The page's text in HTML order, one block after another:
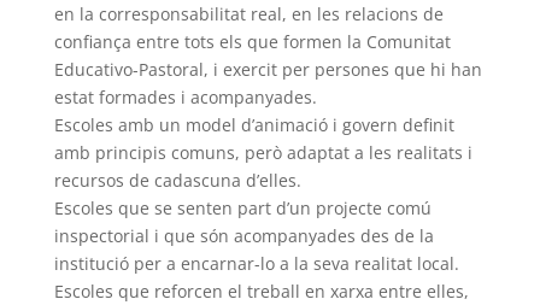
en la corresponsabilitat real, en les relacions de
confiança entre tots els que formen la Comunitat
Educativo-Pastoral, i exercit per persones que hi han
estat formades i acompanyades.
Escoles amb un model d’animació i govern definit
amb principis comuns, però adaptat a les realitats i
recursos de cadascuna d’elles.
Escoles que se senten part d’un projecte comú
inspectorial i que són acompanyades des de la
institució per a encarnar-lo a la seva realitat local.
Escoles que reforcen el treball en xarxa entre elles,